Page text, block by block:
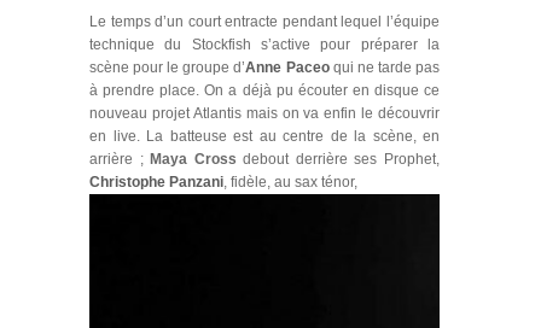
Le temps d’un court entracte pendant lequel l’équipe
technique du Stockfish s’active pour préparer la
scène pour le groupe d’Anne Paceo qui ne tarde pas
à prendre place. On a déjà pu écouter en disque ce
nouveau projet Atlantis mais on va enfin le découvrir
en live. La batteuse est au centre de la scène, en
arrière ; Maya Cross debout derrière ses Prophet,
Christophe Panzani, fidèle, au sax ténor,